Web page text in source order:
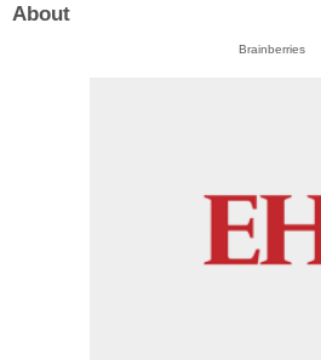
About
Brainberries